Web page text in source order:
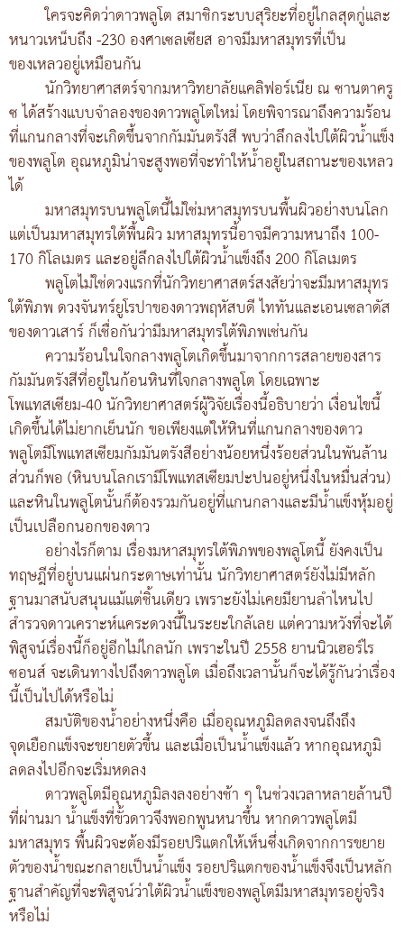
ใครจะคิดว่าดาวพลูโต สมาชิกระบบสุริยะที่อยู่ไกลสุดกู่และ
หนาวเหน็บถึง -230 องศาเซลเซียส อาจมีมหาสมุทรที่เป็น
ของเหลวอยู่เหมือนกัน
นักวิทยาศาสตร์จากมหาวิทยาลัยแคลิฟอร์เนีย ณ ซานตาครู
ซ ได้สร้างแบบจำลองของดาวพลูโตใหม่ โดยพิจารณาถึงความร้อน
ที่แกนกลางที่จะเกิดขึ้นจากกัมมันตรังสี พบว่าลึกลงไปใต้ผิวน้ำแข็ง
ของพลูโต อุณหภูมิน่าจะสูงพอที่จะทำให้น้ำอยู่ในสถานะของเหลว
ได้
มหาสมุทรบนพลูโตนี้ไม่ใช่มหาสมุทรบนพื้นผิวอย่างบนโลก
แต่เป็นมหาสมุทรใต้พื้นผิว มหาสมุทรนี้อาจมีความหนาถึง 100-
170 กิโลเมตร และอยู่ลึกลงไปใต้ผิวน้ำแข็งถึง 200 กิโลเมตร
พลูโตไม่ใช่ดวงแรกที่นักวิทยาศาสตร์สงสัยว่าจะมีมหาสมุทร
ใต้พิภพ ดวงจันทร์ยูโรปาของดาวพฤหัสบดี ไททันและเอนเซลาดัส
ของดาวเสาร์ ก็เชื่อกันว่ามีมหาสมุทรใต้พิภพเช่นกัน
ความร้อนในใจกลางพลูโตเกิดขึ้นมาจากการสลายของสาร
กัมมันตรังสีที่อยู่ในก้อนหินที่ใจกลางพลูโต โดยเฉพาะ
โพแทสเซียม-40 นักวิทยาศาสตร์ผู้วิจัยเรื่องนี้อธิบายว่า เงื่อนไขนี้
เกิดขึ้นได้ไม่ยากเย็นนัก ขอเพียงแต่ให้หินที่แกนกลางของดาว
พลูโตมีโพแทสเซียมกัมมันตรังสีอย่างน้อยหนึ่งร้อยส่วนในพันล้าน
ส่วนก็พอ (หินบนโลกเรามีโพแทสเซียมปะปนอยู่หนึ่งในหมื่นส่วน)
และหินในพลูโตนั้นก็ต้องรวมกันอยู่ที่แกนกลางและมีน้ำแข็งหุ้มอยู่
เป็นเปลือกนอกของดาว
อย่างไรก็ตาม เรื่องมหาสมุทรใต้พิภพของพลูโตนี้ ยังคงเป็น
ทฤษฎีที่อยู่บนแผ่นกระดาษเท่านั้น นักวิทยาศาสตร์ยังไม่มีหลัก
ฐานมาสนับสนุนแม้แต่ชิ้นเดียว เพราะยังไม่เคยมียานลำไหนไป
สำรวจดาวเคราะห์แคระดวงนี้ในระยะใกล้เลย แต่ความหวังที่จะได้
พิสูจน์เรื่องนี้ก็อยู่อีกไม่ไกลนัก เพราะในปี 2558 ยานนิวเฮอร์ไร
ซอนส์ จะเดินทางไปถึงดาวพลูโต เมื่อถึงเวลานั้นก็จะได้รู้กันว่าเรื่อง
นี้เป็นไปได้หรือไม่
สมบัติของน้ำอย่างหนึ่งคือ เมื่ออุณหภูมิลดลงจนถึงถึง
จุดเยือกแข็งจะขยายตัวขึ้น และเมื่อเป็นน้ำแข็งแล้ว หากอุณหภูมิ
ลดลงไปอีกจะเริ่มหดลง
ดาวพลูโตมีอุณหภูมิลงลงอย่างช้า ๆ ในช่วงเวลาหลายล้านปี
ที่ผ่านมา น้ำแข็งที่ขั้วดาวจึงพอกพูนหนาขึ้น หากดาวพลูโตมี
มหาสมุทร พื้นผิวจะต้องมีรอยปริแตกให้เห็นซึ่งเกิดจากการขยาย
ตัวของน้ำขณะกลายเป็นน้ำแข็ง รอยปริแตกของน้ำแข็งจึงเป็นหลัก
ฐานสำคัญที่จะพิสูจน์ว่าใต้ผิวน้ำแข็งของพลูโตมีมหาสมุทรอยู่จริง
หรือไม่